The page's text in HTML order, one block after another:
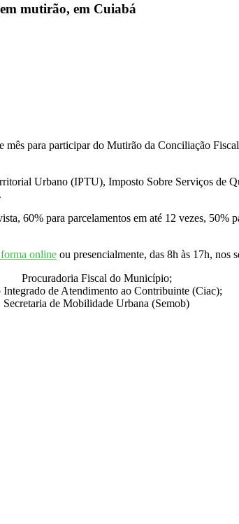
mutirão, em Cuiabá
para participar do Mutirão da Conciliação
Urbano (IPTU), Imposto Sobre Serviços de
60% para parcelamentos em até 12 vezes,
online ou presencialmente, das 8h às 17h, nos
Procuradoria Fiscal do Município;
Integrado de Atendimento ao Contribuinte (Ciac);
Secretaria de Mobilidade Urbana (Semob)